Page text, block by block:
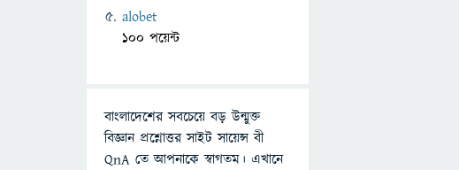
alobet
100 পয়েন্ট
বাংলাদেশের সবচেয়ে বড় উন্মুক্ত
বিজ্ঞান প্রশ্নোত্তর সাইট সায়েন্স বী
QnA তে আপনাকে স্বাগতম। এখানে